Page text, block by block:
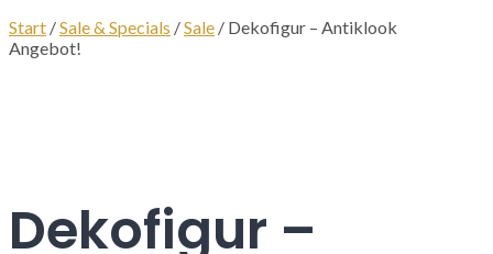
Start /Sale & Specials /Sale / Dekofigur – Antiklook
Angebot!
Dekofigur –